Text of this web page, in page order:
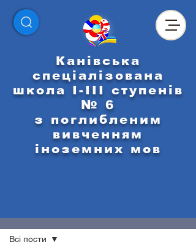
Канівська
спеціалізована
школа І-ІІІ ступенів
№ 6
з поглибленим
вивченням
іноземних мов
Всі пости